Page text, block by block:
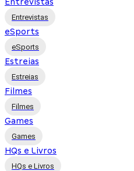
Entrevistas
eSports
eSports
Estreias
Estreias
Filmes
Filmes
Games
Games
HQs e Livros
HQs e Livros